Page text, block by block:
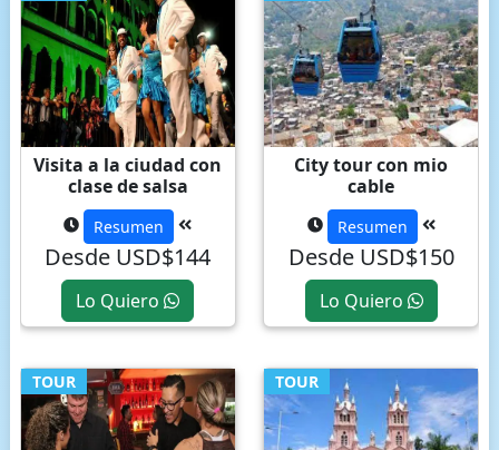
Visita a la ciudad con
clase de salsa
Resumen
Desde USD$144
Lo Quiero
City tour con mio
cable
Resumen
Desde USD$150
Lo Quiero
TOUR TOUR